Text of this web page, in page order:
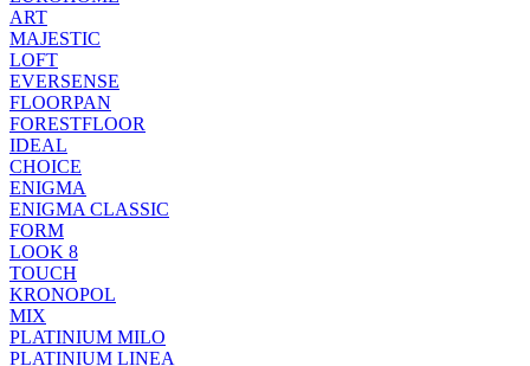
ART
MAJESTIC
LOFT
EVERSENSE
FLOORPAN
FORESTFLOOR
IDEAL
CHOICE
ENIGMA
ENIGMA CLASSIC
FORM
LOOK 8
TOUCH
KRONOPOL
MIX
PLATINIUM MILO
PLATINIUM LINEA